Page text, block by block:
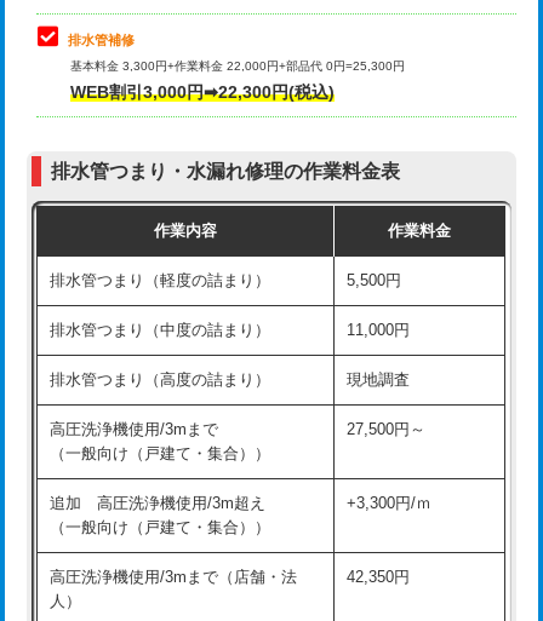
モルタル補修（厚さ10㎝まで）
モルタル補修（厚さ10㎝超え）
追加人工 16,500円
現場見積
※給水管工事は20mmまでの価格です。
交換・取付(混合水栓（壁付・デッキ
式・ワンホール）)
16,500円+材料費
交換・取付(排水栓・排水トラップ
交換・取付（その他部品） 11,000円+材料費
持込商品取付（単水栓） 13,200円
持込商品取付（混合水栓） 16,500円
持込商品取付（浄水器・分岐水栓） 16,500円
給水管工事※（ホール加工) 16,500円
給水管工事※（バンド止め) 3,300円
給水管工事※（支持金具設置)
給水管工事※（保温材使用（バンド止
め込み）)
5,500円
給水管工事※（土の掘削・埋め戻し作
業)
11,000円
排水管補修
基本料金 3,300円+作業料金 22,000円+部品代 0円=25,300円
WEB割引3,000円➡22,300円(税込)
排水管つまり・水漏れ修理の作業料金表
作業内容 作業料金
排水管つまり（軽度の詰まり） 5,500円
排水管つまり（中度の詰まり） 11,000円
排水管つまり（高度の詰まり） 現地調査
高圧洗浄機使用/3mまで
（一般向け（戸建て・集合））
27,500円～
追加 高圧洗浄機使用/3m超え
（一般向け（戸建て・集合））
+3,300円/ｍ
高圧洗浄機使用/3mまで（店舗・法
人）
42,350円